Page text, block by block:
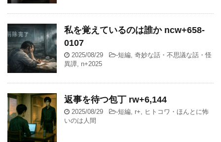
私を覚えているのは誰か ncw+658-
0107
2025/08/29 -短編 奇妙な話・不思議な話・怪
異譚 n+2025
返事を待つ包丁 rw+6,144
2025/08/29 -短編 r+
ヒトコワ・ほんとに怖
いのは人間